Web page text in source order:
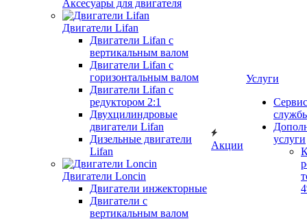
Аксесуары для двигателя
Двигатели Lifan
Двигатели Lifan с
вертикальным валом
Двигатели Lifan с
горизонтальным валом
Двигатели Lifan с
редуктором 2:1
Двухцилиндровые
двигатели Lifan
Дизельные двигатели
Lifan
Двигатели Loncin
Двигатели инжекторные
Двигатели с
вертикальным валом
Акции
Услуги
услуги